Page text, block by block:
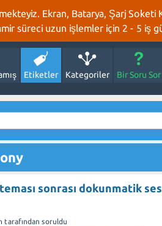
Ekran, Batarya, Şarj
süreci uzun işlemler için 2 - 5 iş
Etiketler Kategoriler Bir Soru Sor
sonrası dokunmatik
tarafından soruldu